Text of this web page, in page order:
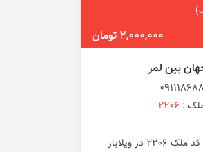
2,000,000 تومان
بین لمر
:
2206
هنگام تماس تلفنی، لطفاً به کد ملک 2206 در ویلایار